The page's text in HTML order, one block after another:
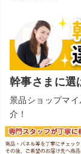
幹事さまに選
景品ショップマ
介！